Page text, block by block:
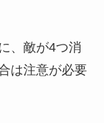
、敵が4つ消
は注意が必要